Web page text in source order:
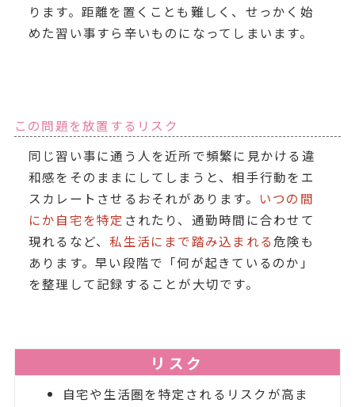
ります。距離を置くことも難しく、せっかく始
めた習い事すら辛いものになってしまいます。
この問題を放置するリスク
同じ習い事に通う人を近所で頻繁に見かける違
和感をそのままにしてしまうと、相手行動をエ
スカレートさせるおそれがあります。 いつの間
にか自宅を特定 されたり、通勤時間に合わせて
現れるなど、私生活にまで踏み込まれる危険も
あります。早い段階で「何が起きているのか」
を整理して記録することが大切です。
リスク
自宅や生活圏を特定されるリスクが高ま